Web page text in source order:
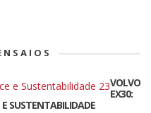
VOLVO
EX30:
SUSTENTABILIDADE